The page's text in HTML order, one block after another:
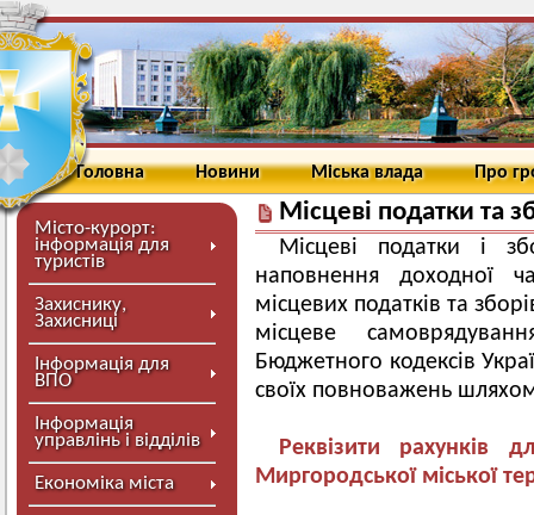
Головна Новини Міська влада Про
Місто-курорт:
інформація для
туристів
Захиснику,
Захисниці
Інформація для
ВПО
Інформація
управлінь і відділів
Економіка міста
Місцеві податки та
Місцеві податки і
наповнення доходної
місцевих податків та
місцеве
Бюджетного кодексів
своїх повноважень
Реквізити рахунків
Миргородської міської